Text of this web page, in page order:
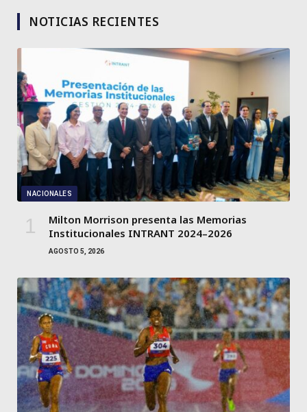
NOTICIAS RECIENTES
NACIONALES
Milton Morrison presenta las Memorias
Institucionales INTRANT 2024–2026
AGOSTO 5, 2026